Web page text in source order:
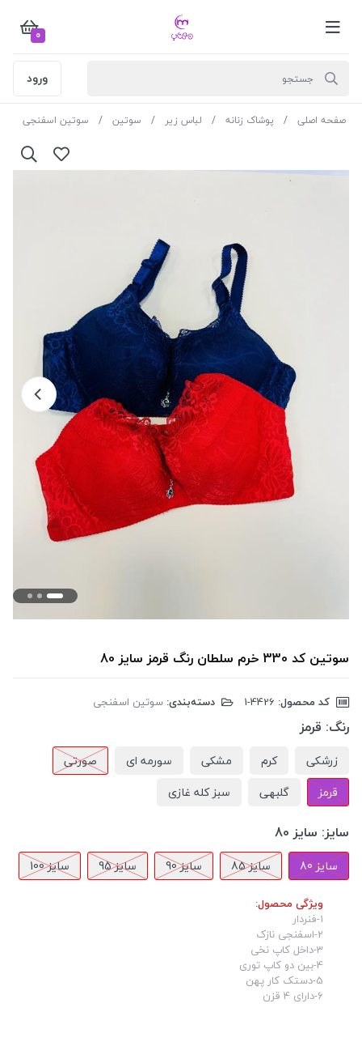
0
ورود
صفحه اصلی پوشاک زنانه لباس زیر سوتین سوتین اسفنجی
سوتین کد 330 خرم سلطان رنگ قرمز سایز 80
کد محصول: دسته‌بندی: سوتین اسفنجی
رنگ: قرمز
زرشکی کرم مشکی سورمه ای
صورتی
قرمز
گلبهی سبز کله غازی
سایز: سایز 80
سایز 80 سایز 85 سایز 90 سایز 95 سایز 100
ویژگی محصول:
1-فنردار
2-اسفنجی نازک
3-داخل کاپ نخی
4-بین دو کاپ توری
5-دستک کار پهن
6-دارای 4 قزن